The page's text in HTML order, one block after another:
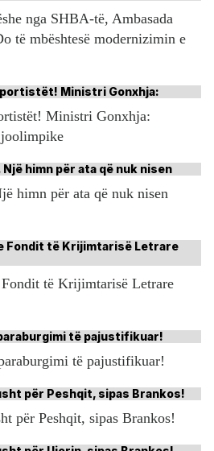
nga SHBA-të, Ambasada
të mbështesë modernizimin e
Ministri Gonxhja:
himn për ata që nuk nisen
të Krijimtarisë Letrare
të pajustifikuar!
për Peshqit, sipas Brankos!